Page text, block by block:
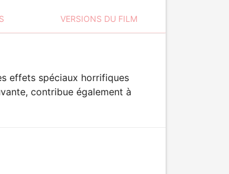
VERSIONS DU FILM
effets spéciaux horrifiques
contribue également à